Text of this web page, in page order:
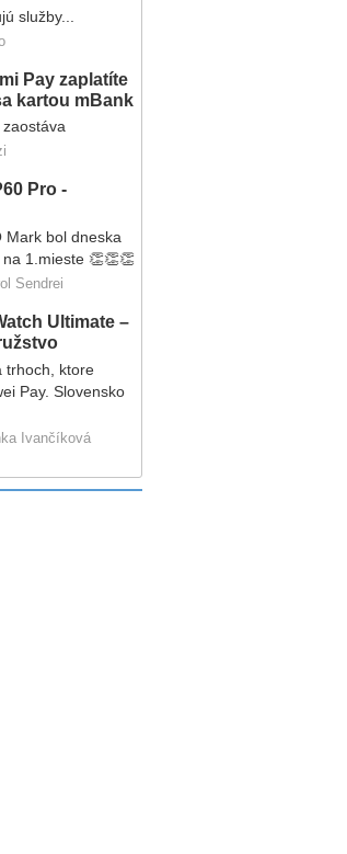
služby...
Pay zaplatíte
kartou mBank
Pro -
Mark bol dneska
1.mieste 👏👏👏
Sendrei
Ultimate –
trhoch, ktore
Pay. Slovensko
Ivančíková